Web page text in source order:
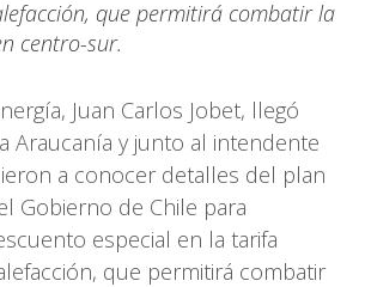
que permitirá combatir la
centro-sur.
Juan Carlos Jobet, llegó
Araucanía y junto al intendente
a conocer detalles del plan
Gobierno de Chile para
especial en la tarifa
que permitirá combatir